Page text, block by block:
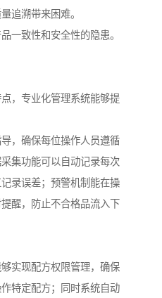
追溯带来困难。
一致性和安全性的隐患。
，专业化管理系统能够提
，确保每位操作人员遵循
集功能可以自动记录每次
录误差；预警机制能在操
醒，防止不合格品流入下
实现配方权限管理，确保
特定配方；同时系统自动